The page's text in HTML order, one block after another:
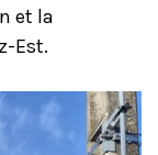
et la
Est.